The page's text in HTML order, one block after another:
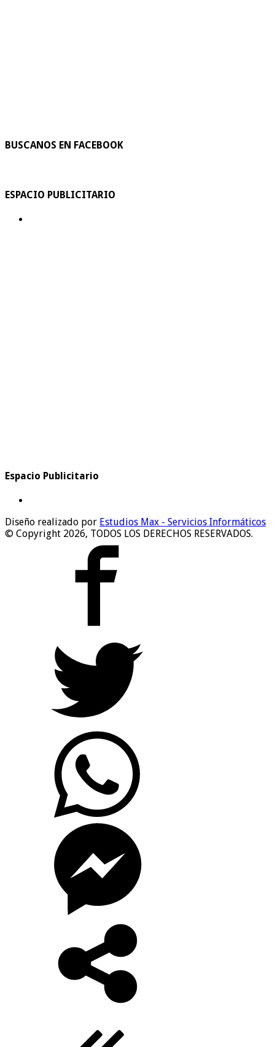
BUSCANOS EN FACEBOOK
ESPACIO PUBLICITARIO
Espacio Publicitario
Diseño realizado por Estudios Max - Servicios Informáticos
© Copyright 2026, TODOS LOS DERECHOS RESERVADOS.